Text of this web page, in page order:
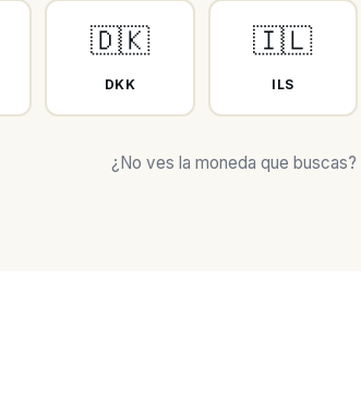
🇩🇰
DKK
🇮🇱
ILS
¿No ves la moneda que buscas?